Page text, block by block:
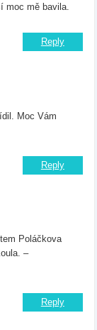
moc mě bavila.
Reply
Moc Vám
Reply
Poláčkova
–
Reply